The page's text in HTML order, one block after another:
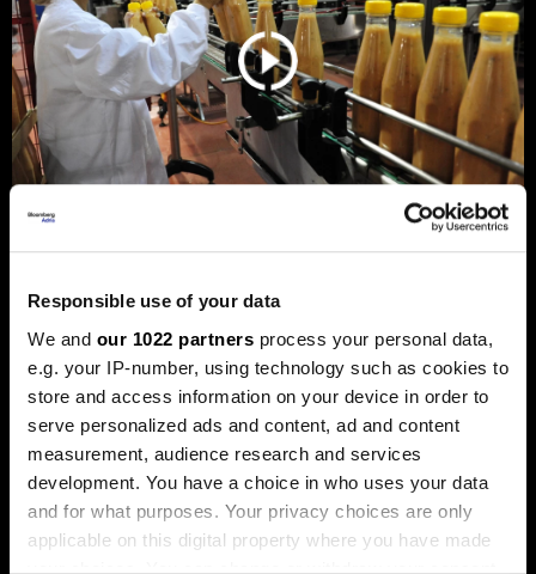
Responsible use of your data
We and our 1022 partners process your personal data,
e.g. your IP-number, using technology such as cookies to
store and access information on your device in order to
serve personalized ads and content, ad and content
measurement, audience research and services
development. You have a choice in who uses your data
and for what purposes. Your privacy choices are only
applicable on this digital property where you have made
your choices. You can change or withdraw your consent
posto, ali troškovi rada rastu
dvostruko brže
Analiza je predstavljena na zajedničkom sastanku FIA-e i
Udruženja poslodavaca Federacije BiH, gdje je istaknuto da
privatni sektor ostaje ključni nosilac ekonomskog rasta.
Od ukupno 28.634 privredna društva u Federaciji, čak 98,6
posto čine privatne kompanije, koje ostvaruju 90 posto
ukupnih prihoda i 95 posto ukupne dobiti.